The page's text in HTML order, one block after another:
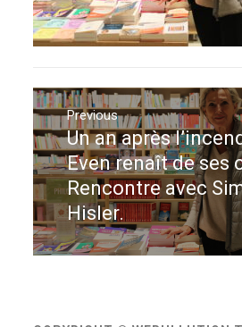
Navigation
de
l’article
Previous
Previous
post:
Un an après
Even renaît de ses
Rencontre avec
Hisler.